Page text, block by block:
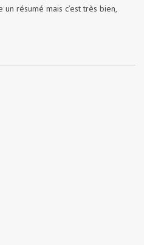
résumé mais c’est très bien,